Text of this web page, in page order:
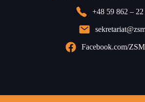
+48 59 862 – 22
Facebook.com/